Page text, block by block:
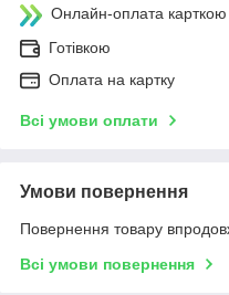
Онлайн-оплата
Готівкою
Оплата на картку
Всі умови оплати
Умови повернення
Повернення товару
Всі умови повернення